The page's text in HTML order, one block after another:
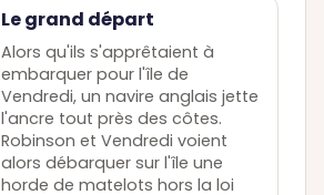
Le grand départ
Alors qu'ils s'apprêtaient à
embarquer pour l'île de
Vendredi, un navire anglais jette
l'ancre tout près des côtes.
Robinson et Vendredi voient
alors débarquer sur l'île une
horde de matelots hors la loi